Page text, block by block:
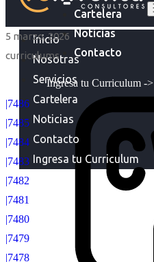
Cartelera
Noticias
Contacto
Ingresa tu Curriculum ->
Inicio
Nosotras
Servicios
Cartelera
Noticias
Contacto
Ingresa tu Curriculum
5 marzo, 2026
curriculums
|7486
|7485
|7484
|7483
|7482
|7481
|7480
|7479
|7478